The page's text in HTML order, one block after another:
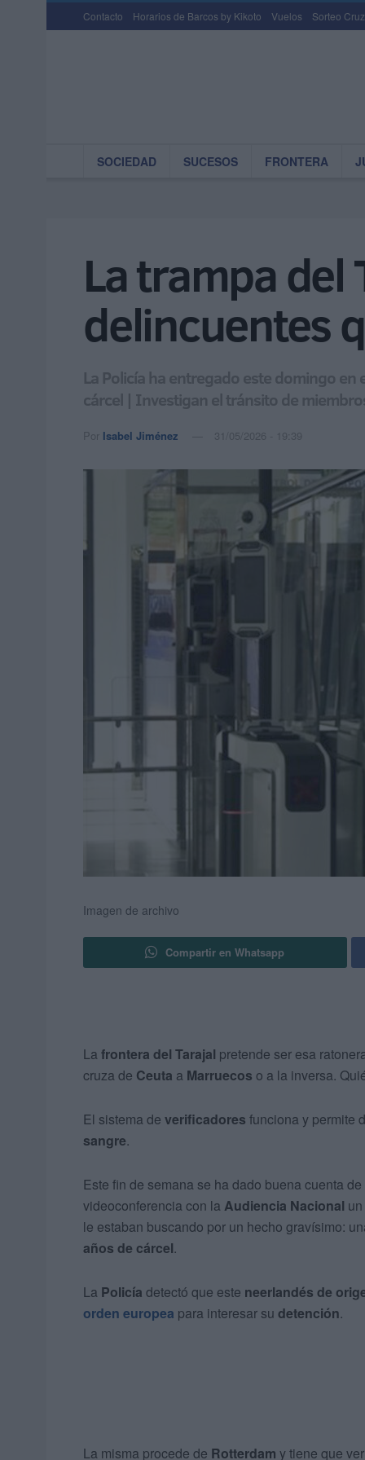
Contacto Horarios de Barcos by Kikoto Vuelos Sorteo
SOCIEDAD SUCESOS FRONTERA
La trampa del
delincuentes
La Policía ha entregado este domingo
cárcel | Investigan el tránsito de
Por Isabel Jiménez 31/05/2026 - 19:39
Imagen de archivo
Compartir en Whatsapp
La frontera del Tarajal pretende ser esa
cruza de Ceuta a Marruecos o a la inversa.
El sistema de verificadores funciona y permite
sangre.
Este fin de semana se ha dado buena cuenta
videoconferencia con la Audiencia Nacional
le estaban buscando por un hecho gravísimo:
años de cárcel.
La Policía detectó que este neerlandés de
orden europea para interesar su detención.
La misma procede de Rotterdam y tiene que